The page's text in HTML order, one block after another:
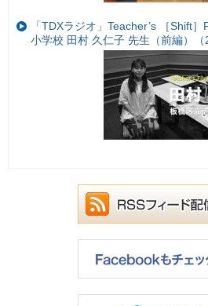
「TDXラジオ」Teacher’s ［Shift
小学校 田村 久仁子 先生（前編）（